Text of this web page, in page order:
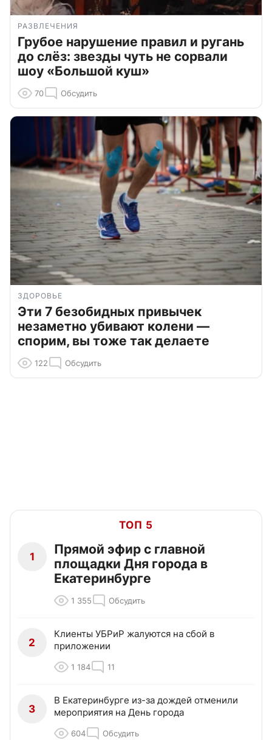
РАЗВЛЕЧЕНИЯ
Грубое нарушение правил и ругань
до слёз: звезды чуть не сорвали
шоу «Большой куш»
70 Обсудить
ЗДОРОВЬЕ
Эти 7 безобидных привычек
незаметно убивают колени —
спорим, вы тоже так делаете
122 Обсудить
ТОП 5
1
Прямой эфир с главной
площадки Дня города в
Екатеринбурге
1 355 Обсудить
2
Клиенты УБРиР жалуются на сбой в
приложении
1 184 11
3
В Екатеринбурге из-за дождей отменили
мероприятия на День города
604 Обсудить